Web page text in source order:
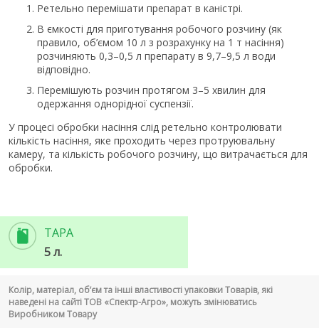
Ретельно перемішати препарат в каністрі.
В ємкості для приготування робочого розчину (як
правило, об’ємом 10 л з розрахунку на 1 т насіння)
розчиняють 0,3–0,5 л препарату в 9,7–9,5 л води
відповідно.
Перемішують розчин протягом 3–5 хвилин для
одержання однорідної суспензії.
У процесі обробки насіння слід ретельно контролювати
кількість насіння, яке проходить через протруювальну
камеру, та кількість робочого розчину, що витрачається для
обробки.
ТАРА
5 л.
Колір, матеріал, об’єм та інші властивості упаковки Товарів, які
наведені на сайті ТОВ «Спектр-Агро», можуть змінюватись
Виробником Товару